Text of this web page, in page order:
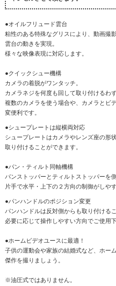
●オイルフリュード雲台
粘性のある特殊なグリスにより、動画撮
雲台の動きを実現。
様々な映像表現に対応します。
●クイックシュー機構
カメラの着脱がワンタッチ。
カメラネジを何度も回して取り付けるわ
複数のカメラを使う場合や、カメラとビ
変便利です。
●シュープレートは縦横両対応
シュープレートはカメラやレンズ座の形
取り付けることができます。
●パン・ティルト同軸機構
パンストッパーとティルトストッパーを
片手で水平・上下の２方向の制御がしや
●パンハンドルのポジション変更
パンハンドルは反対側からも取り付ける
必要に応じて操作しやすい方向でご使用下
●ホームビデオユースに最適！
子供の運動会や家族の結婚式など、ホー
傑作を撮りましょう。
※油圧式ではありません。